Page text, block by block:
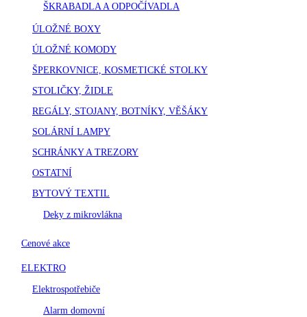
ŠKRABADLA A ODPOČÍVADLA
ÚLOŽNÉ BOXY
ÚLOŽNÉ KOMODY
ŠPERKOVNICE, KOSMETICKÉ STOLKY
STOLIČKY, ŽIDLE
REGÁLY, STOJANY, BOTNÍKY, VĚŠÁKY
SOLÁRNÍ LAMPY
SCHRÁNKY A TREZORY
OSTATNÍ
BYTOVÝ TEXTIL
Deky z mikrovlákna
Cenové akce
ELEKTRO
Elektrospotřebiče
Alarm domovní